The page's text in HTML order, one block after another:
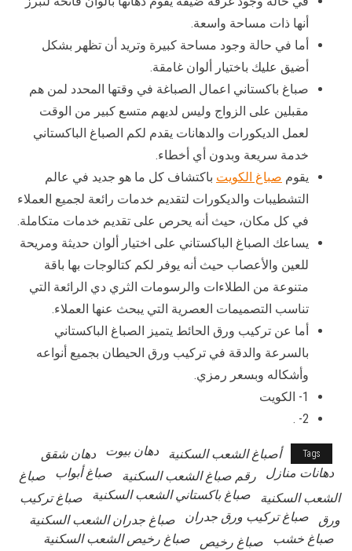
أنها ذات مساحة واسعة.
أما في حالة وجود مساحة كبيرة وتريد أن تظهر بشكل
أضيق عليك باختيار ألوان غامقة.
صباغ باكستاني اعمال الصباغة في وقتها المحدد لمن هم
مقبلين على الزواج وليس لديهم متسع كبير من الوقت
لعمل الديكورات والدهانات يقدم لكم الصباغ الباكستاني
خدمة سريعة وبدون أي أخطاء.
يقوم صباغ الكويت باكتشاف كل ما هو جديد في عالم
التشطيبات والديكورات لتقديم خدمات رائعة لجميع العملاء
في كل مكان، حيث أنه يحرص على تقديم خدمات متكاملة.
يساعك الصباغ الباكستاني على اختيار ألوان حديثة ومريحة
للعين والأعصاب حيث أنه يوفر لكم كتالوجات بها باقة
متنوعة من الطلاءات والرسومات الثري دي الرائعة التي
تناسب التصميمات العصرية التي يبحث عنها العملاء.
أما عن تركيب ورق الحائط يتميز الصباغ الباكستاني
بالسرعة والدقة في تركيب ورق الحيطان بجميع أنواعه
وأشكاله وبسعر رمزي.
1- الكويت
2- .
Tags أصباغ الشعب السكنية دهان بيوت
دهان شقق
دهانات منازل
رقم صباغ الشعب السكنية صباغ أبواب
صباغ
الشعب السكنية
صباغ باكستاني الشعب السكنية
صباغ تركيب
ورق
صباغ تركيب ورق جدران
صباغ جدران الشعب السكنية
صباغ خشب
صباغ رخيص
صباغ رخيص الشعب السكنية